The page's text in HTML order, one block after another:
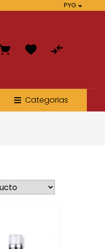
PYG
Categorias